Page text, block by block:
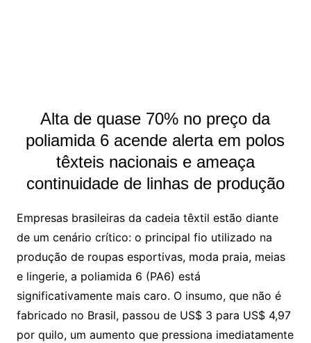
Alta de quase 70% no preço da
poliamida 6 acende alerta em polos
têxteis nacionais e ameaça
continuidade de linhas de produção
Empresas brasileiras da cadeia têxtil estão diante
de um cenário crítico: o principal fio utilizado na
produção de roupas esportivas, moda praia, meias
e lingerie, a poliamida 6 (PA6) está
significativamente mais caro. O insumo, que não é
fabricado no Brasil, passou de US$ 3 para US$ 4,97
por quilo, um aumento que pressiona imediatamente